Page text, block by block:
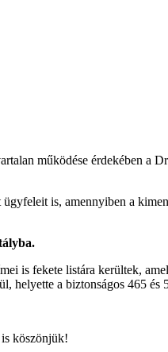
működése érdekében a
is, amennyiben a
is fekete listára kerültek,
helyette a biztonságos 465
is köszönjük!